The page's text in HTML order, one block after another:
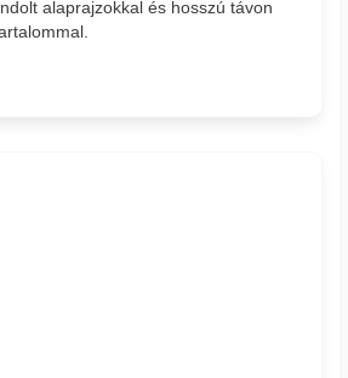
alaprajzokkal és hosszú távon